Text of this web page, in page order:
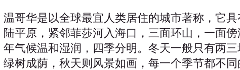
温哥华是以全球最宜人类居住的城市著称，它
陆平原，紧邻菲莎河入海口，三面环山，一面
年气候温和湿润，四季分明。冬天一般只有两
绿树成荫，秋天则风景如画，每一个季节都不